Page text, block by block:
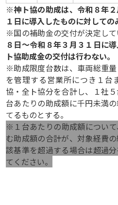
※神ト協の助成は、令和８年
１日に導入したものに対しての
※国の補助金の交付が決定し
８日～令和８年３月３１日に
ト協助成金の交付は行わない。
※助成限度台数は、車両総重
を管理する営業所につき１台
協・全ト協分を合計し、１社
台あたりの助成額に千円未満
てるものとする。
※１台あたりの助成額につい
む助成額の合計が、対象経費
該基準を超過する場合は超過
てください。